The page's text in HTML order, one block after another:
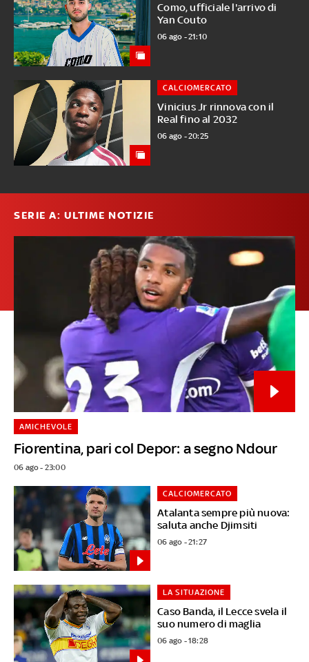
Como, ufficiale l'arrivo di
Yan Couto
06 ago - 21:10
Vinicius Jr rinnova con il
Real fino al 2032
CALCIOMERCATO
06 ago - 20:25
SERIE A: ULTIME NOTIZIE
Fiorentina, pari col Depor: a segno Ndour
AMICHEVOLE
06 ago - 23:00
Atalanta sempre più nuova:
saluta anche Djimsiti
CALCIOMERCATO
06 ago - 21:27
Caso Banda, il Lecce svela il
suo numero di maglia
LA SITUAZIONE
06 ago - 18:28